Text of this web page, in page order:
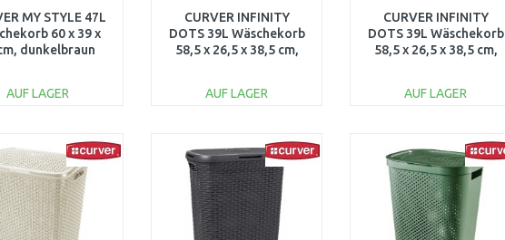
MY STYLE 47L
60 x 39 x
dunkelbraun
AUF LAGER
Vergleichen
CURVER INFINITY
DOTS 39L Wäschekorb
58,5 x 26,5 x 38,5 cm,
AUF LAGER
Vergleichen
CURVER INFINITY
DOTS 39L Wäschekorb
58,5 x 26,5 x 38,5 cm,
AUF LAGER
Vergleichen